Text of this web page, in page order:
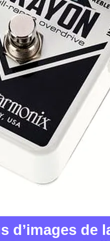
d’images de